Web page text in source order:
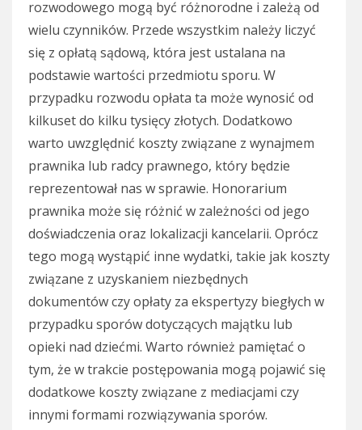
rozwodowego mogą być różnorodne i zależą od
wielu czynników. Przede wszystkim należy liczyć
się z opłatą sądową, która jest ustalana na
podstawie wartości przedmiotu sporu. W
przypadku rozwodu opłata ta może wynosić od
kilkuset do kilku tysięcy złotych. Dodatkowo
warto uwzględnić koszty związane z wynajmem
prawnika lub radcy prawnego, który będzie
reprezentował nas w sprawie. Honorarium
prawnika może się różnić w zależności od jego
doświadczenia oraz lokalizacji kancelarii. Oprócz
tego mogą wystąpić inne wydatki, takie jak koszty
związane z uzyskaniem niezbędnych
dokumentów czy opłaty za ekspertyzy biegłych w
przypadku sporów dotyczących majątku lub
opieki nad dziećmi. Warto również pamiętać o
tym, że w trakcie postępowania mogą pojawić się
dodatkowe koszty związane z mediacjami czy
innymi formami rozwiązywania sporów.